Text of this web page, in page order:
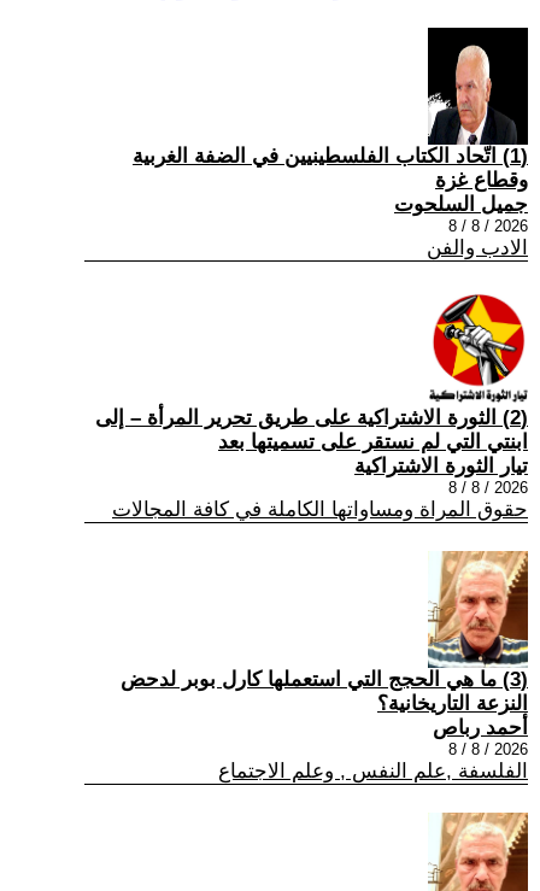
(1) اتّحاد الكتاب الفلسطينيين في الضفة الغربية
وقطاع غزة
جميل السلحوت
2026 / 8 / 8
الادب والفن
(2) الثورة الاشتراكية على طريق تحرير المرأة – إلى
ابنتي التي لم نستقر على تسميتها بعد
تيار الثورة الاشتراكية
2026 / 8 / 8
حقوق المراة ومساواتها الكاملة في كافة المجالات
(3) ما هي الحجج التي استعملها كارل بوبر لدحض
النزعة التاريخانية؟
أحمد رباص
2026 / 8 / 8
الفلسفة ,علم النفس , وعلم الاجتماع